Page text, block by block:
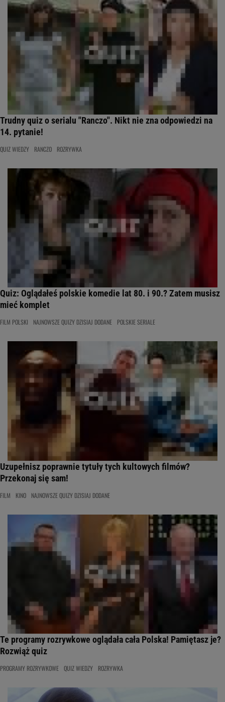
Trudny quiz o serialu "Ranczo". Nikt nie zna odpowiedzi na
14. pytanie!
QUIZ WIEDZY RANCZO ROZRYWKA
Quiz: Oglądałeś polskie komedie lat 80. i 90.? Zatem musisz
mieć komplet
FILM POLSKI NAJNOWSZE QUIZY DZISIAJ DODANE POLSKIE SERIALE
Uzupełnisz poprawnie tytuły tych kultowych filmów?
Przekonaj się sam!
FILM KINO NAJNOWSZE QUIZY DZISIAJ DODANE
Te programy rozrywkowe oglądała cała Polska! Pamiętasz je?
Rozwiąż quiz
PROGRAMY ROZRYWKOWE QUIZ WIEDZY ROZRYWKA